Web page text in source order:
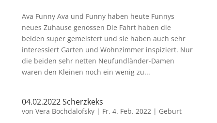
Ava Funny Ava und Funny haben heute Funnys
neues Zuhause genossen Die Fahrt haben die
beiden super gemeistert und sie haben auch sehr
interessiert Garten und Wohnzimmer inspiziert. Nur
die beiden sehr netten Neufundländer-Damen
waren den Kleinen noch ein wenig zu...
04.02.2022 Scherzkeks
von Vera Bochdalofsky| Fr. 4. Feb. 2022| Geburt